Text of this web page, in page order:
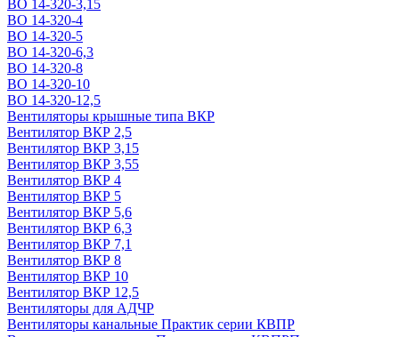
ВО 14-320-3,15
ВО 14-320-4
ВО 14-320-5
ВО 14-320-6,3
ВО 14-320-8
ВО 14-320-10
ВО 14-320-12,5
Вентиляторы крышные типа ВКР
Вентилятор ВКР 2,5
Вентилятор ВКР 3,15
Вентилятор ВКР 3,55
Вентилятор ВКР 4
Вентилятор ВКР 5
Вентилятор ВКР 5,6
Вентилятор ВКР 6,3
Вентилятор ВКР 7,1
Вентилятор ВКР 8
Вентилятор ВКР 10
Вентилятор ВКР 12,5
Вентиляторы для АДЧР
Вентиляторы канальные Практик серии КВПР